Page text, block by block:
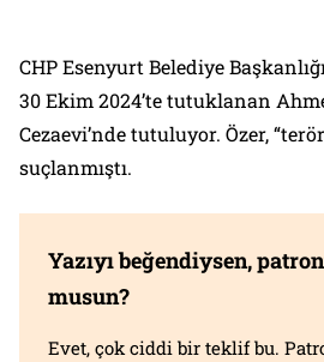
CHP Esenyurt Belediye
30 Ekim 2024’te tutuklanan
Cezaevi’nde tutuluyor. Özer,
suçlanmıştı.
Yazıyı beğendiysen,
musun?
Evet, çok ciddi bir teklif bu.